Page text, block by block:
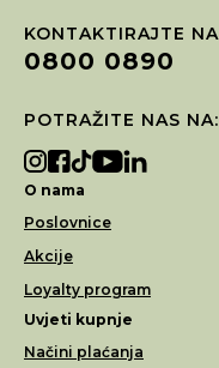
KONTAKTIRAJTE
0800 0890
POTRAŽITE NAS NA:
O nama
Poslovnice
Akcije
Loyalty program
Uvjeti kupnje
Načini plaćanja